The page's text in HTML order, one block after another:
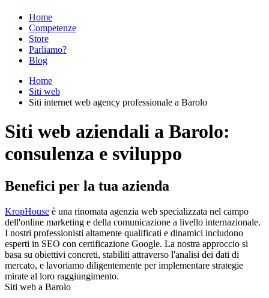
Home
Competenze
Store
Parliamo?
Blog
Home
Siti web
Siti internet web agency professionale a Barolo
Siti web aziendali a Barolo:
consulenza e sviluppo
Benefici per la tua azienda
KropHouse è una rinomata agenzia web specializzata nel campo
dell'online marketing e della comunicazione a livello internazionale.
I nostri professionisti altamente qualificati e dinamici includono
esperti in SEO con certificazione Google. La nostra approccio si
basa su obiettivi concreti, stabiliti attraverso l'analisi dei dati di
mercato, e lavoriamo diligentemente per implementare strategie
mirate al loro raggiungimento.
Siti web a Barolo